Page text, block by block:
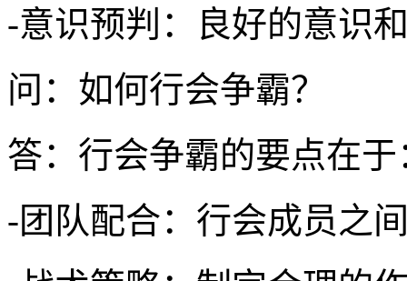
-意识预判：良好的意识
问：如何行会争霸？
答：行会争霸的要点在于
-团队配合：行会成员之